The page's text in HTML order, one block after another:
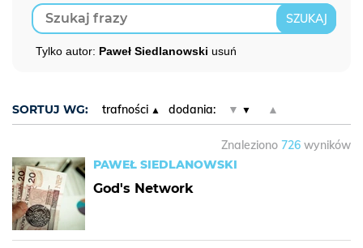
Tylko autor: Paweł Siedlanowski usuń
SORTUJ WG: trafności dodania: ▼ ▲
Znaleziono 726 wyników
PAWEŁ SIEDLANOWSKI
God's Network